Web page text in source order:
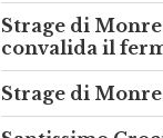
Strage di
convalida il
Strage di